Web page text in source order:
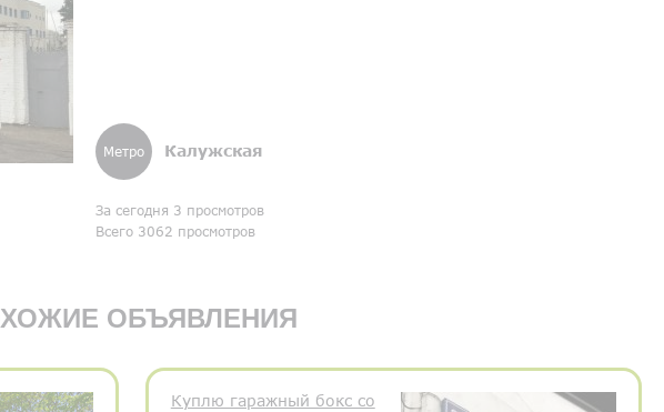
Метро Калужская
За сегодня 3 просмотров
Всего 3062 просмотров
ОБЪЯВЛЕНИЯ
Куплю гаражный бокс со